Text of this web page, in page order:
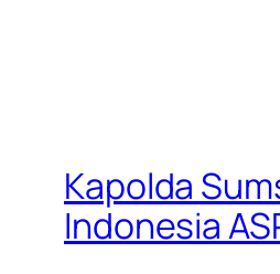
Kapolda
Indonesia